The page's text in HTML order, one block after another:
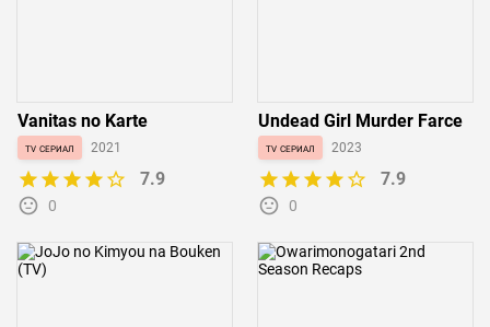
Vanitas no Karte
tv сериал 2021
7.9
0
Undead Girl Murder Farce
tv сериал 2023
7.9
0